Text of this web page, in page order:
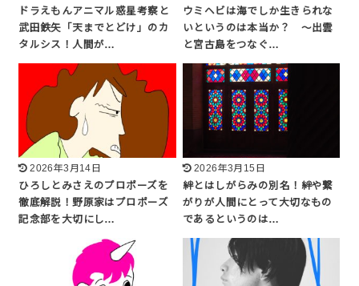
ドラえもんアニマル惑星考察と
武田鉄矢「天までとどけ」のカ
タルシス！人間が…
ウミヘビは海でしか生きられな
いというのは本当か？ 〜出雲
と宮古島をつなぐ…
2026年3月14日
ひろしとみさえのプロポーズを
徹底解説！野原家はプロポーズ
記念部を大切にし…
2026年3月15日
絆とはしがらみの別名！絆や繋
がりが人間にとって大切なもの
であるというのは…